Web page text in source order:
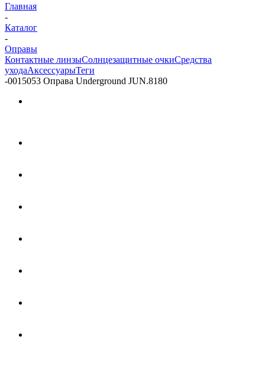
Главная
-
Каталог
-
Оправы
Контактные линзыСолнцезащитные очкиСредства
уходаАксессуарыТеги
-0015053 Оправа Underground JUN.8180